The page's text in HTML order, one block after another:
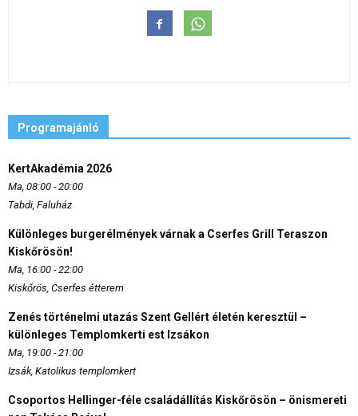
Programajánló
KertAkadémia 2026
Ma, 08:00 - 20:00
Tabdi, Faluház
Különleges burgerélmények várnak a Cserfes Grill Teraszon
Kiskőrösön!
Ma, 16:00 - 22:00
Kiskőrös, Cserfes étterem
Zenés történelmi utazás Szent Gellért életén keresztül –
különleges Templomkerti est Izsákon
Ma, 19:00 - 21:00
Izsák, Katolikus templomkert
Csoportos Hellinger-féle családállítás Kiskőrösön – önismereti